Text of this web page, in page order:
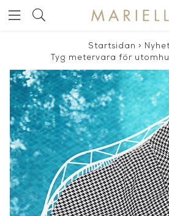
Startsidan >
Tyg metervara för